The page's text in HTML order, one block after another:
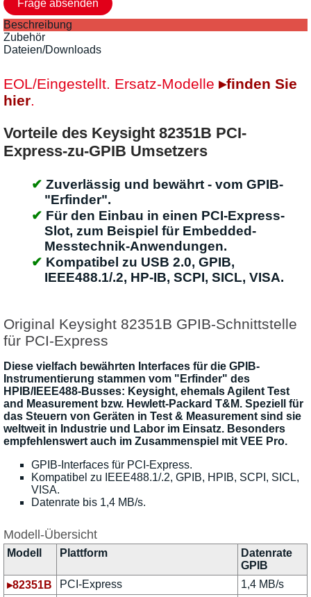
Beschreibung
Zubehör
Dateien/Downloads
EOL/Eingestellt. Ersatz-Modelle ▸finden Sie
hier.
Vorteile des Keysight 82351B PCI-
Express-zu-GPIB Umsetzers
Zuverlässig und bewährt - vom GPIB-
"Erfinder".
Für den Einbau in einen PCI-Express-
Slot, zum Beispiel für Embedded-
Messtechnik-Anwendungen.
Kompatibel zu USB 2.0, GPIB,
IEEE488.1/.2, HP-IB, SCPI, SICL, VISA.
Original Keysight 82351B GPIB-Schnittstelle
für PCI-Express
Diese vielfach bewährten Interfaces für die GPIB-
Instrumentierung stammen vom "Erfinder" des
HPIB/IEEE488-Busses: Keysight, ehemals Agilent Test
and Measurement bzw. Hewlett-Packard T&M. Speziell für
das Steuern von Geräten in Test & Measurement sind sie
weltweit in Industrie und Labor im Einsatz. Besonders
empfehlenswert auch im Zusammenspiel mit VEE Pro.
GPIB-Interfaces für PCI-Express.
Kompatibel zu IEEE488.1/.2, GPIB, HPIB, SCPI, SICL,
VISA.
Datenrate bis 1,4 MB/s.
Modell-Übersicht
Modell Plattform
Datenrate
GPIB
▸82351B
PCI-Express
1,4 MB/s